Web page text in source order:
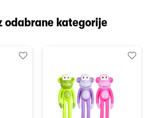
odabrane kategorije
Dodaj
Uporedi